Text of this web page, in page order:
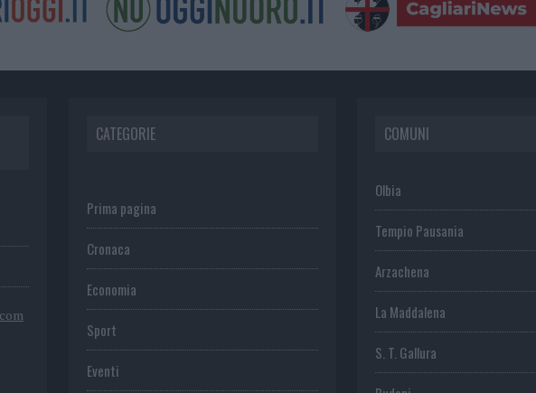
CATEGORIE
Prima pagina
Cronaca
Economia
Sport
Eventi
COMUNI
Olbia
Tempio Pausania
Arzachena
La Maddalena
S. T. Gallura